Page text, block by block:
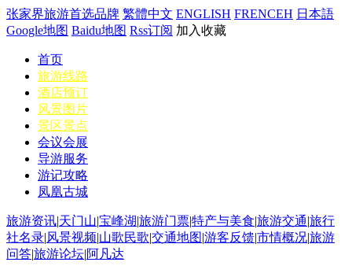
张家界旅游首选品牌 繁體中文 ENGLISH FRENCEH 日本語
Google地图 Baidu地图 Rss订阅 加入收藏
首页
旅游线路
酒店预订
风景图片
景区景点
会议会展
导游服务
游记攻略
凤凰古城
旅游资讯|天门山|宝峰湖|旅游门票|特产与美食|旅游交通|旅行
社名录|风景视频|山歌民歌|交通地图|游客反馈|市情概况|旅游
问答|旅游论坛|阿凡达